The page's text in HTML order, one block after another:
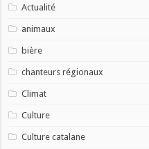
Actualité
animaux
bière
chanteurs régionaux
Climat
Culture
Culture catalane